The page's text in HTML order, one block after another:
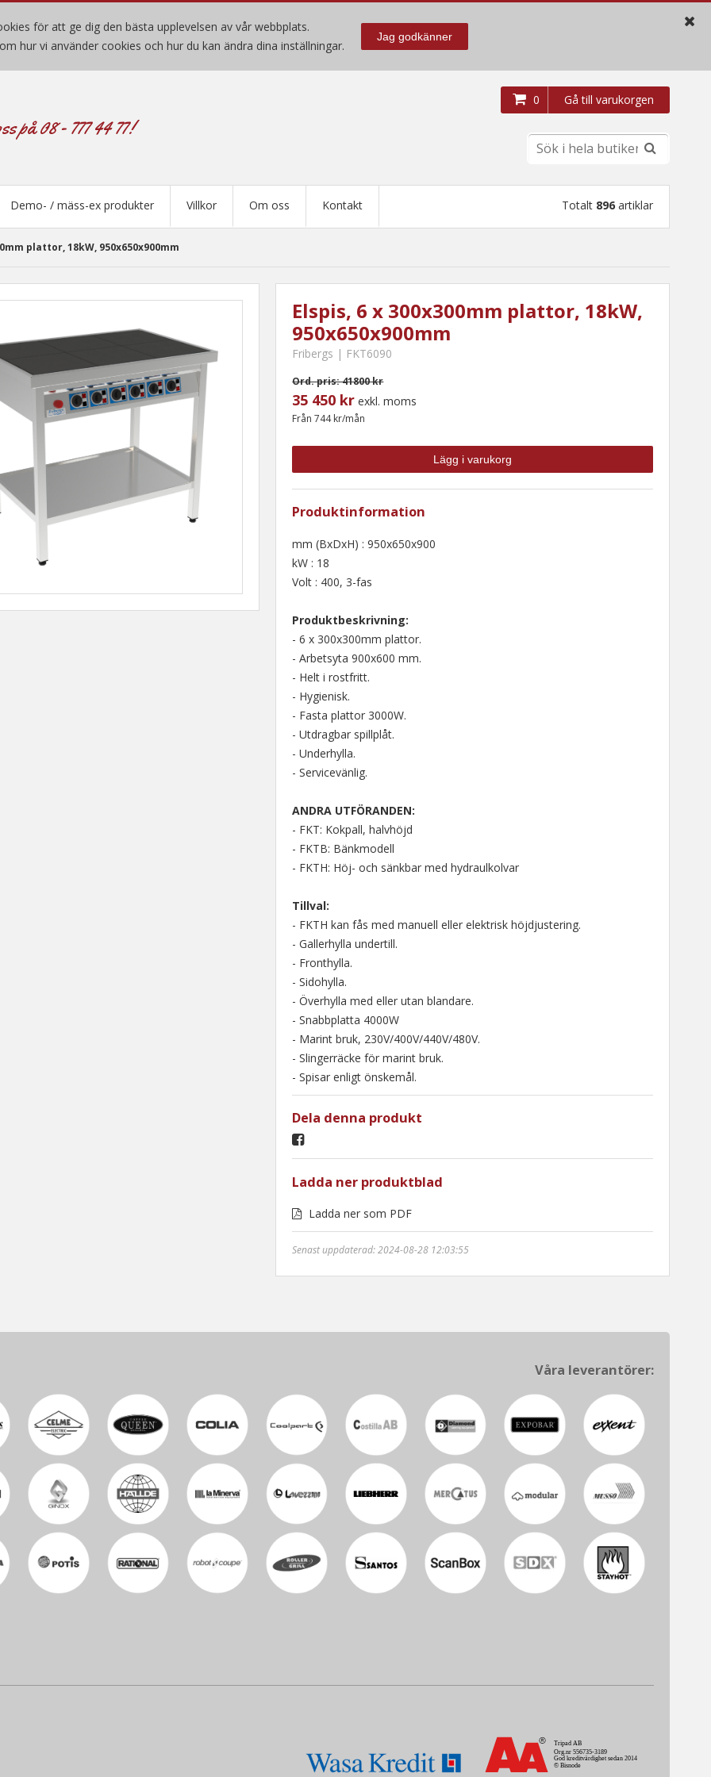
för att ge dig den bästa upplevelsen av vår webbplats.
hur vi använder cookies och hur du kan ändra dina inställningar.
Jag godkänner
på 08 - 777 44 77!
Gå till varukorgen
0
Demo- / mäss-ex produkter Villkor Om oss Kontakt Totalt 896 artiklar
plattor, 18kW, 950x650x900mm
Elspis, 6 x 300x300mm plattor, 18kW,
950x650x900mm
Fribergs | FKT6090
Ord. pris: 41800 kr
35 450 kr exkl. moms
Från 744 kr/mån
Lägg i varukorg
Produktinformation
mm (BxDxH) : 950x650x900
kW : 18
Volt : 400, 3-fas
Produktbeskrivning:
- 6 x 300x300mm plattor.
- Arbetsyta 900x600 mm.
- Helt i rostfritt.
- Hygienisk.
- Fasta plattor 3000W.
- Utdragbar spillplåt.
- Underhylla.
- Servicevänlig.
ANDRA UTFÖRANDEN:
- FKT: Kokpall, halvhöjd
- FKTB: Bänkmodell
- FKTH: Höj- och sänkbar med hydraulkolvar
Tillval:
- FKTH kan fås med manuell eller elektrisk höjdjustering.
- Gallerhylla undertill.
- Fronthylla.
- Sidohylla.
- Överhylla med eller utan blandare.
- Snabbplatta 4000W
- Marint bruk, 230V/400V/440V/480V.
- Slingerräcke för marint bruk.
- Spisar enligt önskemål.
Dela denna produkt
Ladda ner produktblad
Ladda ner som PDF
Senast uppdaterad: 2024-08-28 12:03:55
Våra leverantörer: